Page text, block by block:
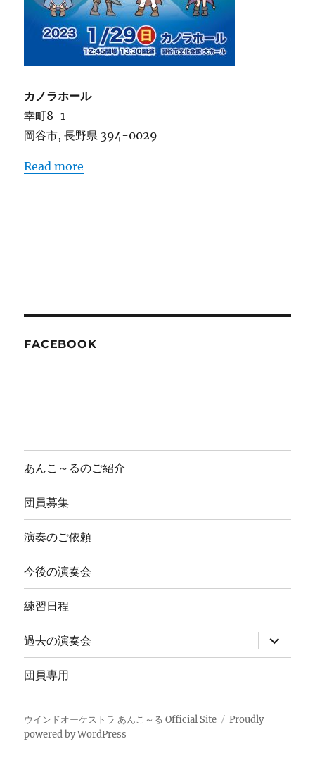
カノラホール
幸町8-1
岡谷市,長野県 394-0029
Read more
FACEBOOK
あんこ～るのご紹介
団員募集
演奏のご依頼
今後の演奏会
練習日程
過去の演奏会
サ
ブ
メ
ー
展
開
団員専用
ウインドオーケストラ あんこ～る Official Site
Proudly
powered by WordPress